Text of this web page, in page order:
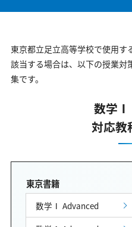
東京都立足立高等学校で使用す
該当する場合は、以下の授業対
集です。
数学Ⅰ
対応教
東京書籍
数学Ⅰ Advanced